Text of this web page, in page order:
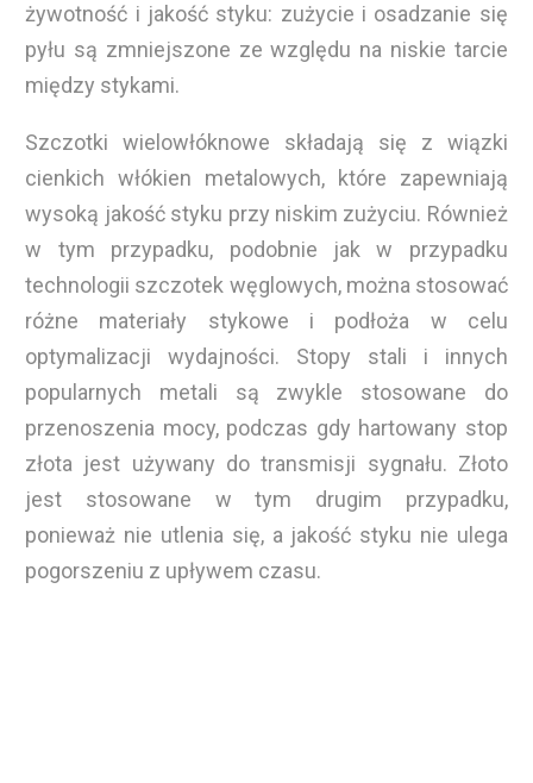
żywotność i jakość styku: zużycie i osadzanie się
pyłu są zmniejszone ze względu na niskie tarcie
między stykami.
Szczotki wielowłóknowe składają się z wiązki
cienkich włókien metalowych, które zapewniają
wysoką jakość styku przy niskim zużyciu. Również
w tym przypadku, podobnie jak w przypadku
technologii szczotek węglowych, można stosować
różne materiały stykowe i podłoża w celu
optymalizacji wydajności. Stopy stali i innych
popularnych metali są zwykle stosowane do
przenoszenia mocy, podczas gdy hartowany stop
złota jest używany do transmisji sygnału. Złoto
jest stosowane w tym drugim przypadku,
ponieważ nie utlenia się, a jakość styku nie ulega
pogorszeniu z upływem czasu.